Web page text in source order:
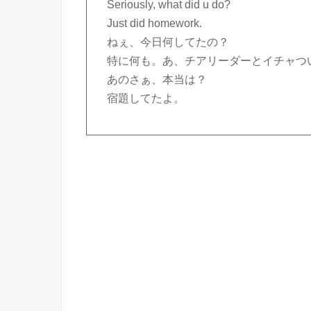
Seriously, what did u do?
Just did homework.
ねぇ、今日何してたの？
特に何も。あ、チアリーダーとイチャつ
あのさぁ、本当は？
宿題してたよ。